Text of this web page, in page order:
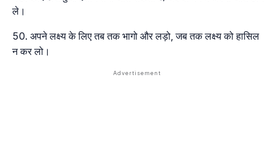
ले।
अपने लक्ष्य के लिए तब तक भागो और लड़ो, जब तक लक्ष्य को हासिल
न कर लो।